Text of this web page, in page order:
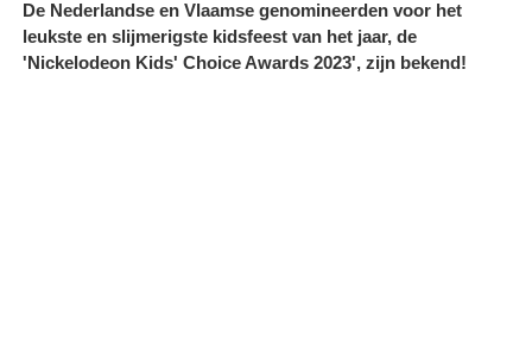
De Nederlandse en Vlaamse genomineerden voor het
leukste en slijmerigste kidsfeest van het jaar, de
'Nickelodeon Kids' Choice Awards 2023', zijn bekend!